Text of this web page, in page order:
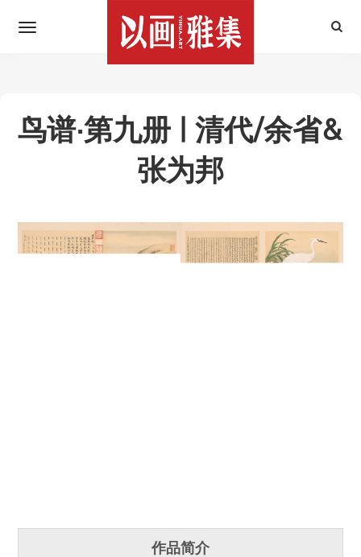
鸟谱·第九册 | 清代/余省&
张为邦
作品简介